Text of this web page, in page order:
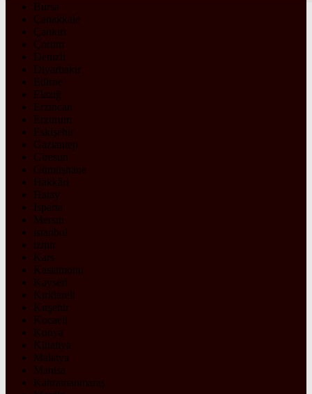
Bursa
Çanakkale
Çankırı
Çorum
Denizli
Diyarbakır
Edirne
Elazığ
Erzincan
Erzurum
Eskişehir
Gaziantep
Giresun
Gümüşhane
Hakkâri
Hatay
Isparta
Mersin
istanbul
izmir
Kars
Kastamonu
Kayseri
Kırklareli
Kırşehir
Kocaeli
Konya
Kütahya
Malatya
Manisa
Kahramanmaraş